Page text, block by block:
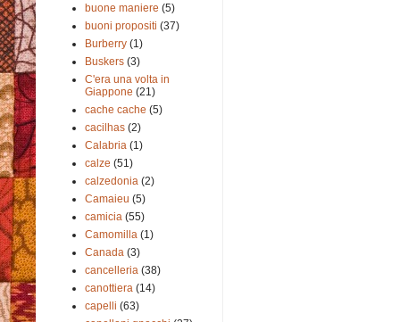
buone maniere (5)
buoni propositi (37)
Burberry (1)
Buskers (3)
C'era una volta in
Giappone (21)
cache cache (5)
cacilhas (2)
Calabria (1)
calze (51)
calzedonia (2)
Camaieu (5)
camicia (55)
Camomilla (1)
Canada (3)
cancelleria (38)
canottiera (14)
capelli (63)